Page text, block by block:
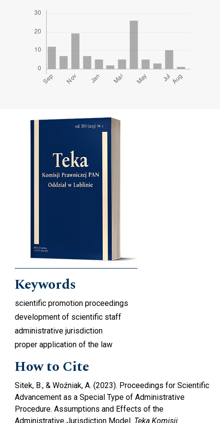
Cover image
Keywords
scientific promotion proceedings
development of scientific staff
administrative jurisdiction
proper application of the law
How to Cite
Sitek, B., & Woźniak, A. (2023). Proceedings for Scientific
Advancement as a Special Type of Administrative
Procedure. Assumptions and Effects of the
Administrative Jurisdiction Model. Teka Komisji